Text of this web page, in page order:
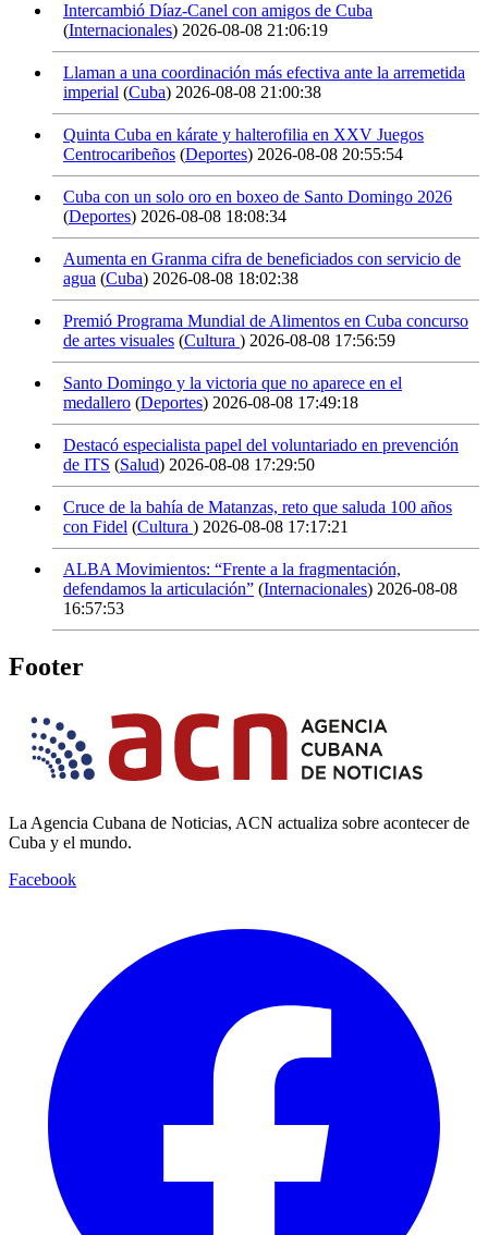
Intercambió Díaz-Canel con amigos de Cuba
(Internacionales) 2026-08-08 21:06:19
Llaman a una coordinación más efectiva ante la arremetida
imperial (Cuba) 2026-08-08 21:00:38
Quinta Cuba en kárate y halterofilia en XXV Juegos
Centrocaribeños (Deportes) 2026-08-08 20:55:54
Cuba con un solo oro en boxeo de Santo Domingo 2026
(Deportes) 2026-08-08 18:08:34
Aumenta en Granma cifra de beneficiados con servicio de
agua (Cuba) 2026-08-08 18:02:38
Premió Programa Mundial de Alimentos en Cuba concurso
de artes visuales (Cultura ) 2026-08-08 17:56:59
Santo Domingo y la victoria que no aparece en el
medallero (Deportes) 2026-08-08 17:49:18
Destacó especialista papel del voluntariado en prevención
de ITS (Salud) 2026-08-08 17:29:50
Cruce de la bahía de Matanzas, reto que saluda 100 años
con Fidel (Cultura ) 2026-08-08 17:17:21
ALBA Movimientos: “Frente a la fragmentación,
defendamos la articulación” (Internacionales) 2026-08-08
16:57:53
Footer
La Agencia Cubana de Noticias, ACN actualiza sobre acontecer de
Cuba y el mundo.
Facebook